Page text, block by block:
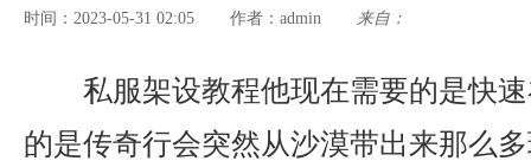
时间：2023-05-31 02:05 作者： admin 来自：
私服架设教程他现在需要的是快
的是传奇行会突然从沙漠带出来那么